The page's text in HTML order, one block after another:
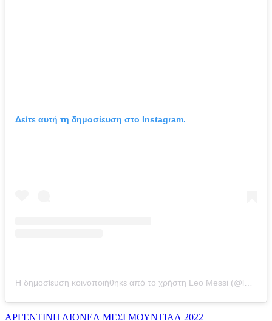
Δείτε αυτή τη δημοσίευση στο Instagram.
Η δημοσίευση κοινοποιήθηκε από το χρήστη Leo Messi (@leomessi)
ΑΡΓΕΝΤΙΝΗ ΛΙΟΝΕΛ ΜΕΣΙ ΜΟΥΝΤΙΑΛ 2022